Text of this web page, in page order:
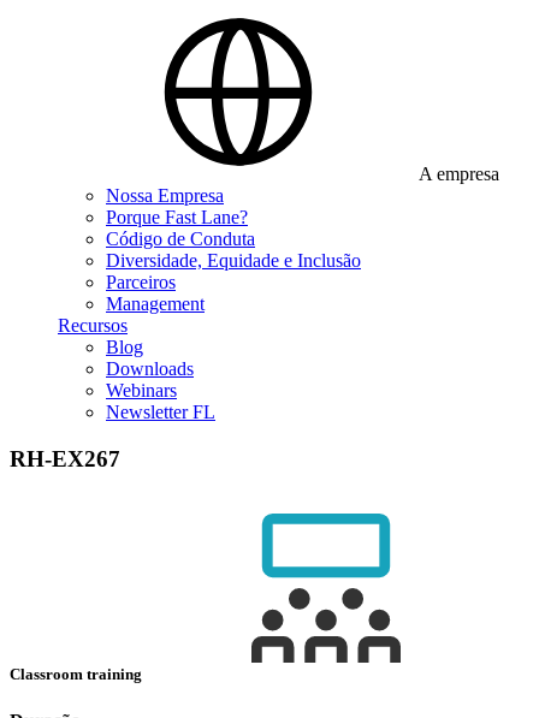
A empresa
Nossa Empresa
Porque Fast Lane?
Código de Conduta
Diversidade, Equidade e Inclusão
Parceiros
Management
Recursos
Blog
Downloads
Webinars
Newsletter FL
RH-EX267
Classroom training